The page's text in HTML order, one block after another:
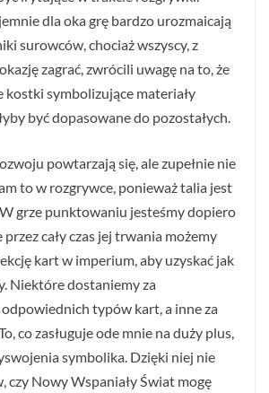
dla oka grę bardzo urozmaicają
surowców, chociaż wszyscy, z
zagrać, zwrócili uwagę na to, że
kostki symbolizujące materiały
być dopasowane do pozostałych.
powtarzają się, ale zupełnie nie
to w rozgrywce, ponieważ talia jest
grze punktowaniu jesteśmy dopiero
przez cały czas jej trwania możemy
kart w imperium, aby uzyskać jak
Niektóre dostaniemy za
typów kart, a inne za
co zasługuje ode mnie na duży plus,
symbolika. Dzięki niej nie
czy Nowy Wspaniały Świat mogę